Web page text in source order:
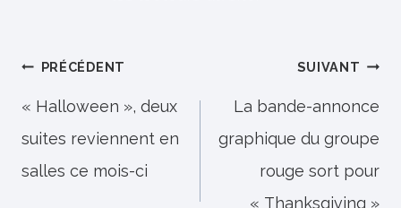
Navigation
de
l’article
PRÉCÉDENT
« Halloween », deux
suites reviennent en
salles ce mois-ci
SUIVANT
La bande-annonce
graphique du groupe
rouge sort pour
« Thanksgiving »